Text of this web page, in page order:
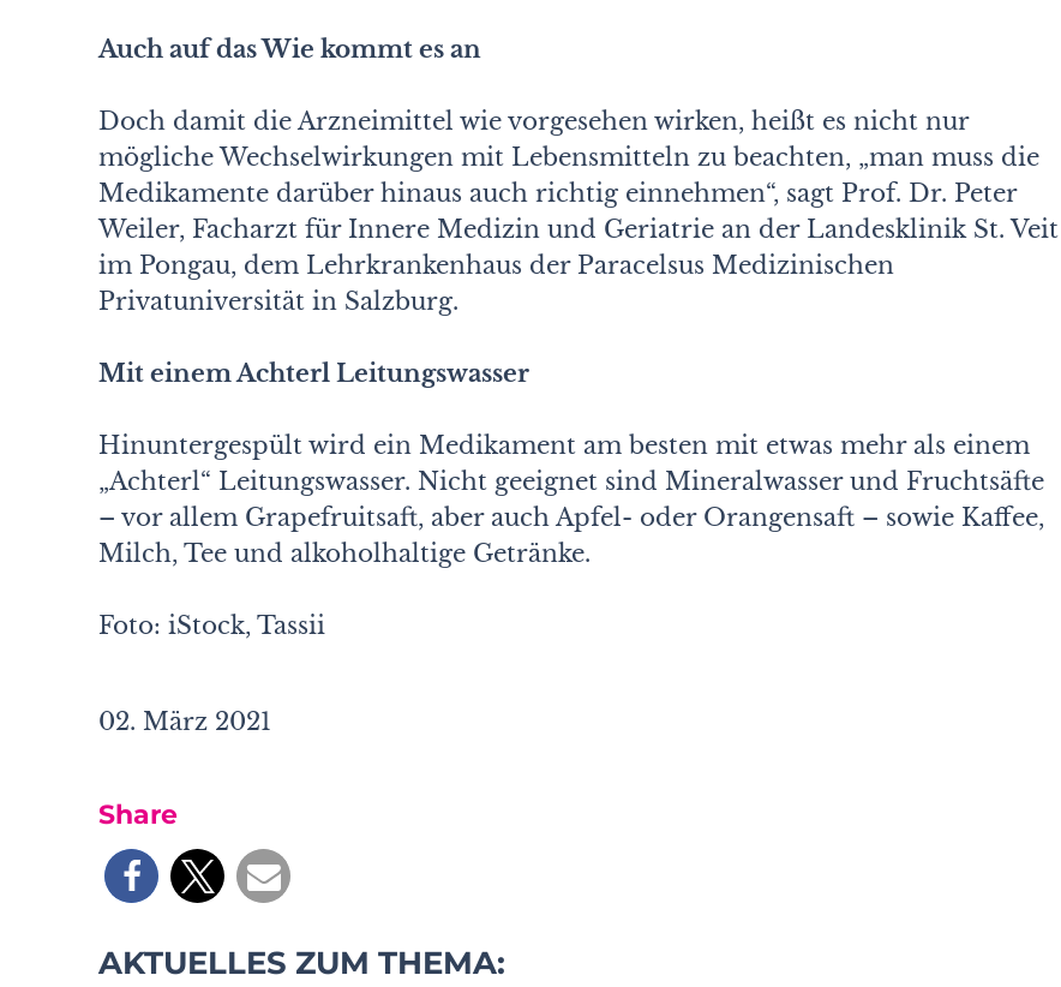
Auch auf das Wie kommt es an
Doch damit die Arzneimittel wie vorgesehen wirken, heißt es nicht nur
mögliche Wechselwirkungen mit Lebensmitteln zu beachten, „man muss die
Medikamente darüber hinaus auch richtig einnehmen“, sagt Prof. Dr. Peter
Weiler, Facharzt für Innere Medizin und Geriatrie an der Landesklinik St. Veit
im Pongau, dem Lehrkrankenhaus der Paracelsus Medizinischen
Privatuniversität in Salzburg.
Mit einem Achterl Leitungswasser
Hinuntergespült wird ein Medikament am besten mit etwas mehr als einem
„Achterl“ Leitungswasser. Nicht geeignet sind Mineralwasser und Fruchtsäfte
– vor allem Grapefruitsaft, aber auch Apfel- oder Orangensaft – sowie Kaffee,
Milch, Tee und alkoholhaltige Getränke.
Foto: iStock, Tassii
02. März 2021
Share
AKTUELLES ZUM THEMA: